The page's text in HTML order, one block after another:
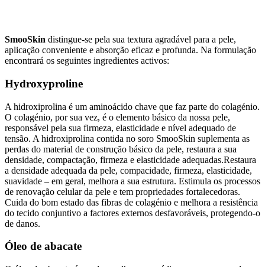
SmooSkin distingue-se pela sua textura agradável para a pele,
aplicação conveniente e absorção eficaz e profunda. Na formulação
encontrará os seguintes ingredientes activos:
Hydroxyproline
A hidroxiprolina é um aminoácido chave que faz parte do colagénio.
O colagénio, por sua vez, é o elemento básico da nossa pele,
responsável pela sua firmeza, elasticidade e nível adequado de
tensão. A hidroxiprolina contida no soro SmooSkin suplementa as
perdas do material de construção básico da pele, restaura a sua
densidade, compactação, firmeza e elasticidade adequadas.Restaura
a densidade adequada da pele, compacidade, firmeza, elasticidade,
suavidade – em geral, melhora a sua estrutura. Estimula os processos
de renovação celular da pele e tem propriedades fortalecedoras.
Cuida do bom estado das fibras de colagénio e melhora a resistência
do tecido conjuntivo a factores externos desfavoráveis, protegendo-o
de danos.
Óleo de abacate